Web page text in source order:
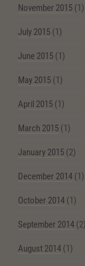
November 2015 (1)
July 2015 (1)
June 2015 (1)
May 2015 (1)
April 2015 (1)
March 2015 (1)
January 2015 (2)
December 2014 (1)
October 2014 (1)
September 2014 (2)
August 2014 (1)